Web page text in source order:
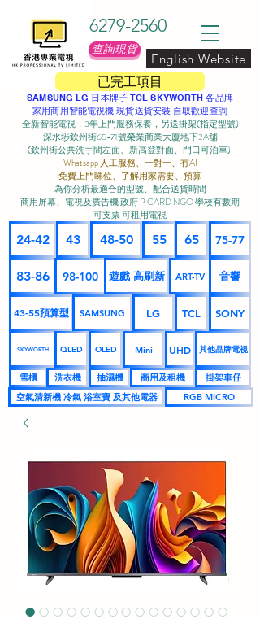
已完工項目
6279-2560
查詢現貨
English Website
SAMSUNG LG 日本牌子 TCL SKYWORTH 各品牌
家用商用智能電視機 現貨送貨安裝 自取歡迎查詢
全新智能電視，3年上門服務保養，另送掛架(指定型號)
深水埗欽州街65-71號榮業商業大廈地下2A舖
(欽州街公共洗手間左面、新高登對面、門口可泊車) ​
Whatsapp 人工服務、一對一、冇AI
免費上門睇位、了解用家需要、預算
為你分析最適合的型號、配合送貨時間
商用屏幕、電視及廣告機 政府 P CARD NGO 學校有數期
可支票 可租用電視
24-42 43 48-50 55 65 75-77
83-86 98-100 遊戲 高刷新 ART-TV 音響
43-55預算型 SAMSUNG LG TCL SONY
SKYWORTH QLED OLED Mini UHD 其他品牌電視
雪櫃 洗衣機 抽濕機 商用及租機
掛架車仔
空氣清新機 冷氣 浴室寶 及其他電器
RGB MICRO